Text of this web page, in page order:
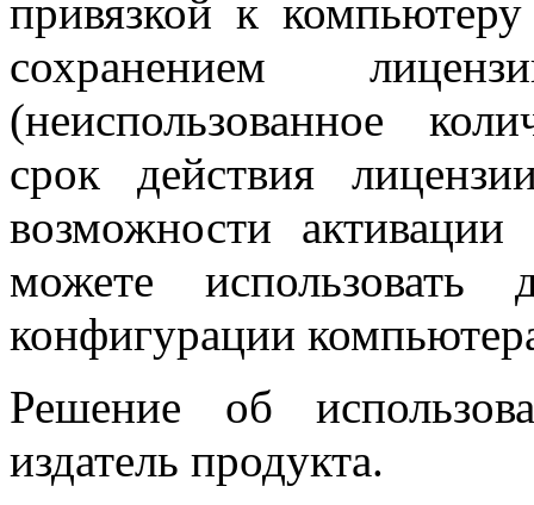
привязкой к
сохранением
(неиспользованное
срок действия
возможности
можете использовать
конфигурации
Решение об
издатель продукта.